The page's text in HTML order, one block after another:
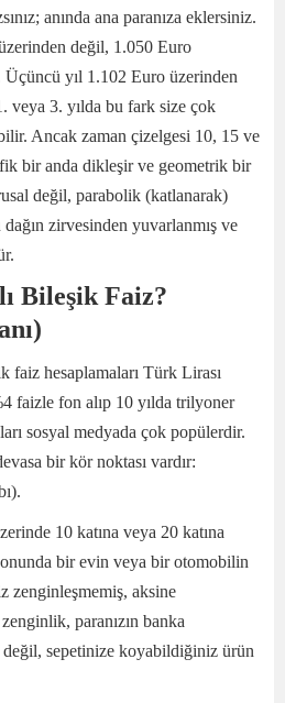
anında ana paranıza eklersiniz.
değil, 1.050 Euro
Üçüncü yıl 1.102 Euro üzerinden
veya 3. yılda bu fark size çok
Ancak zaman çizelgesi 10, 15 ve
bir anda dikleşir ve geometrik bir
değil, parabolik (katlanarak)
zirvesinden yuvarlanmış ve
Bileşik Faiz?
hesaplamaları Türk Lirası
faizle fon alıp 10 yılda trilyoner
sosyal medyada çok popülerdir.
bir kör noktası vardır:
10 katına veya 20 katına
bir evin veya bir otomobilin
zenginleşmemiş, aksine
paranızın banka
değil, sepetinize koyabildiğiniz ürün